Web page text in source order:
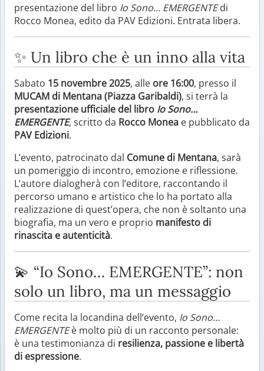
presentazione del libro Io Sono… EMERGENTEdi
Rocco Monea, edito da PAV Edizioni. Entrata libera.
✨ Un libro che è un inno alla vita
Sabato 15 novembre 2025, alle ore 16:00, presso il
MUCAM di Mentana (Piazza Garibaldi), si terrà la
presentazione ufficiale del libro Io Sono…
EMERGENTE, scritto da Rocco Monea e pubblicato da
PAV Edizioni.
L’evento, patrocinato dal Comune di Mentana, sarà
un pomeriggio di incontro, emozione e riflessione.
L’autore dialogherà con l’editore, raccontando il
percorso umano e artistico che lo ha portato alla
realizzazione di quest’opera, che non è soltanto una
biografia, ma un vero e proprio manifesto di
rinascita e autenticità.
💫 “Io Sono… EMERGENTE”: non
solo un libro, ma un messaggio
Come recita la locandina dell’evento, Io Sono…
EMERGENTEè molto più di un racconto personale:
è una testimonianza di resilienza, passione e libertà
di espressione.